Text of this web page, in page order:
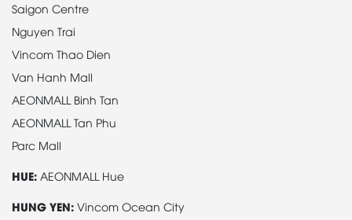
Saigon Centre
Nguyen Trai
Vincom Thao Dien
Van Hanh Mall
AEONMALL Binh Tan
AEONMALL Tan Phu
Parc Mall
HUE: AEONMALL Hue
HUNG YEN: Vincom Ocean City